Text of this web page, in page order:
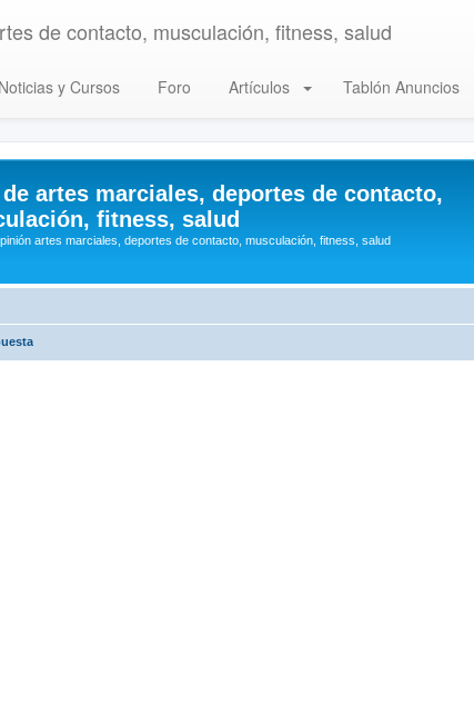
de contacto, musculación, fitness, salud
Noticias y Cursos Foro Artículos Tablón Anuncios
artes marciales, deportes de contacto,
fitness, salud
artes marciales, deportes de contacto, musculación, fitness, salud